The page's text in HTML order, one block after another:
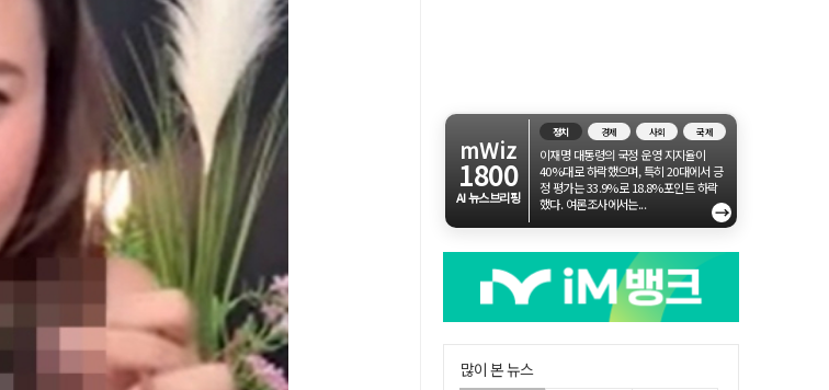
mWiz
1800
AI 뉴스브리핑
정치 경제 사회 국제
이재명 대통령의 국정 운영 지지율이
40%대로 하락했으며, 특히 20대에서 긍
정 평가는 33.9%로 18.8%포인트 하락
했다. 여론조사에서는...
→
많이 본 뉴스